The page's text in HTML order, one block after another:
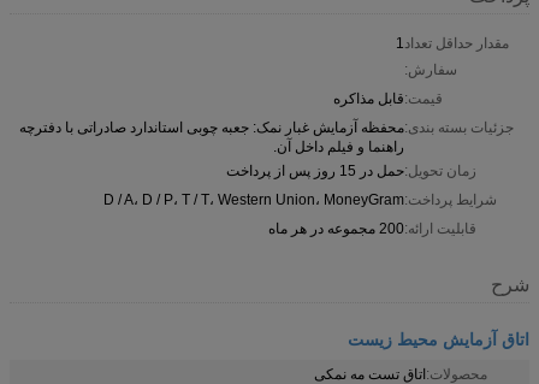
مقدار حداقل تعداد
سفارش:
1
قیمت:قابل مذاکره
جزئیات بسته بندی:محفظه آزمایش غبار نمک: جعبه چوبی استاندارد صادراتی با دفترچه
راهنما و فیلم داخل آن.
زمان تحویل:حمل در 15 روز پس از پرداخت
شرایط پرداخت:D / A، D / P، T / T، Western Union، MoneyGram
قابلیت ارائه:200 مجموعه در هر ماه
شرح
اتاق آزمایش محیط زیست
محصولات:اتاق تست مه نمکی